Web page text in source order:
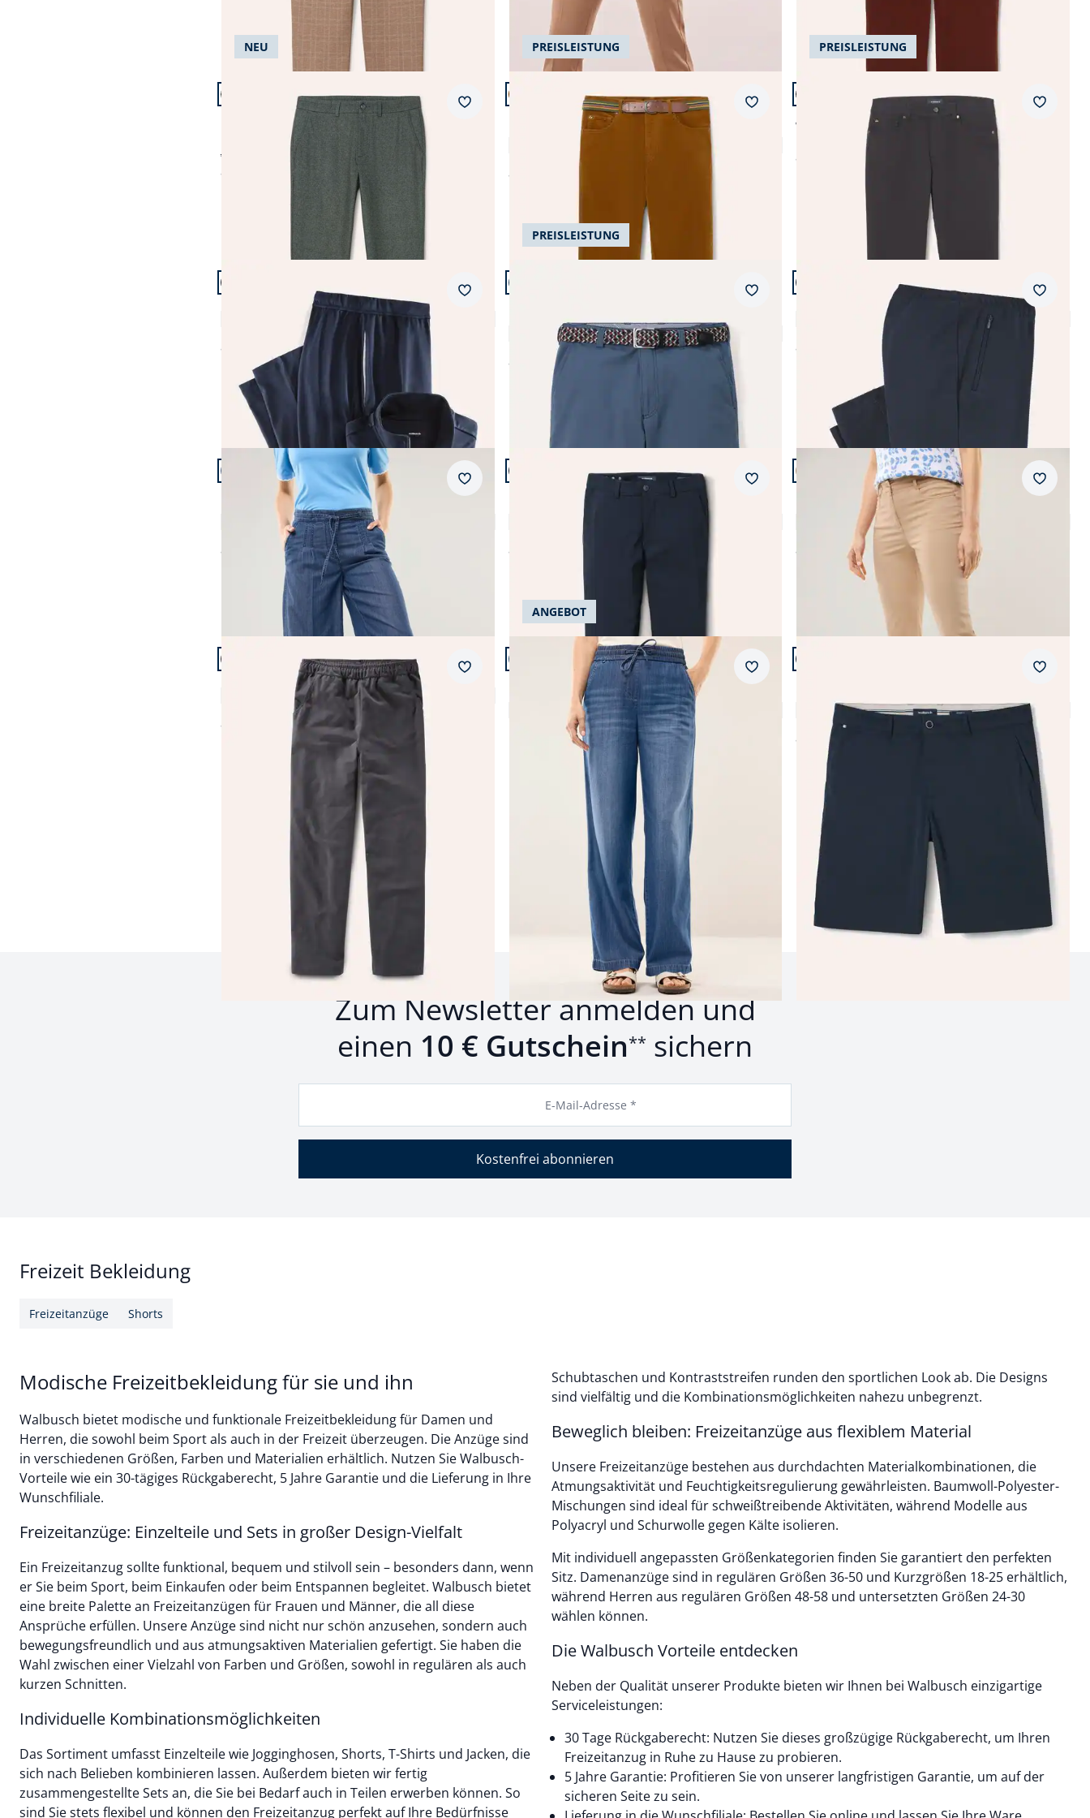
Artikel 13 von 24.
Passform Modern Fit.
NEU
Modern Fit
Bügelfreie Chino aus Leichtflanell
ab € 109,99
ab (-9%)
Merkzettel
Artikel 14 von 24.
Passform Regular Fit.
PREISLEISTUNG
Regular Fit
Gürtel-Cord Five-Pocket
ab
Merkzettel
Artikel 15 von 24.
Passform Regular Fit.
PREISLEISTUNG
Regular Fit
Wärmende Five Pocket
ab
Artikel 16 von 24.
Freizeitanzug Sommerleicht
4,5 (218)
ab
Merkzettel
Artikel 17 von 24.
Passform Regular Fit.
PREISLEISTUNG
Regular Fit
4,8 (139)
ab € 89,99
Merkzettel
Artikel 18 von 24.
Freizeithose Extraglatt
4,5 (147)
ab
Artikel 19 von 24.
Passform Regular Fit.
Regular Fit
Bermudas aus Denim
4,8 (8)
ab
Merkzettel
Artikel 20 von 24.
Passform Modern Fit.
Modern Fit
Macht-Alles-Mit Hose 2.0
ab
Merkzettel
Artikel 21 von 24.
Passform Regular Fit.
Regular Fit
Capri aus Baumwollmix
4,1 (21)
ab € 79,99
Artikel 22 von 24.
Freizeithose Ultraleicht
4,6 (223)
ab
Merkzettel
Artikel 23 von 24.
Passform Regular Fit.
ANGEBOT
Regular Fit
Kombi Denim
4,1 (10)
Einzelpreis ab € 99,99
Merkzettel
Artikel 24 von 24.
Passform Regular Fit.
Regular Fit
4,7 (11)
ab € 79,99
Seite 1 geladen. Zeige Produkte 1 bis 24 von 135. 24 von 135
Zurück Weiter
Zum Newsletter anmelden und
einen 10 € Gutschein** sichern
E-Mail-Adresse *
Kostenfrei abonnieren
Freizeit Bekleidung
Freizeitanzüge Shorts
Modische Freizeitbekleidung für sie und ihn
Walbusch bietet modische und funktionale Freizeitbekleidung für Damen und
Herren, die sowohl beim Sport als auch in der Freizeit überzeugen. Die Anzüge sind
in verschiedenen Größen, Farben und Materialien erhältlich. Nutzen Sie Walbusch-
Vorteile wie ein 30-tägiges Rückgaberecht, 5 Jahre Garantie und die Lieferung in Ihre
Wunschfiliale.
Freizeitanzüge: Einzelteile und Sets in großer Design-Vielfalt
Ein Freizeitanzug sollte funktional, bequem und stilvoll sein – besonders dann, wenn
er Sie beim Sport, beim Einkaufen oder beim Entspannen begleitet. Walbusch bietet
eine breite Palette an Freizeitanzügen für Frauen und Männer, die all diese
Ansprüche erfüllen. Unsere Anzüge sind nicht nur schön anzusehen, sondern auch
bewegungsfreundlich und aus atmungsaktiven Materialien gefertigt. Sie haben die
Wahl zwischen einer Vielzahl von Farben und Größen, sowohl in regulären als auch
kurzen Schnitten.
Individuelle Kombinationsmöglichkeiten
Das Sortiment umfasst Einzelteile wie Jogginghosen, Shorts, T-Shirts und Jacken, die
sich nach Belieben kombinieren lassen. Außerdem bieten wir fertig
zusammengestellte Sets an, die Sie bei Bedarf auch in Teilen erwerben können. So
sind Sie stets flexibel und können den Freizeitanzug perfekt auf Ihre Bedürfnisse
Schubtaschen und Kontraststreifen runden den sportlichen Look ab. Die Designs
sind vielfältig und die Kombinationsmöglichkeiten nahezu unbegrenzt.
Beweglich bleiben: Freizeitanzüge aus flexiblem Material
Unsere Freizeitanzüge bestehen aus durchdachten Materialkombinationen, die
Atmungsaktivität und Feuchtigkeitsregulierung gewährleisten. Baumwoll-Polyester-
Mischungen sind ideal für schweißtreibende Aktivitäten, während Modelle aus
Polyacryl und Schurwolle gegen Kälte isolieren.
Mit individuell angepassten Größenkategorien finden Sie garantiert den perfekten
Sitz. Damenanzüge sind in regulären Größen 36-50 und Kurzgrößen 18-25 erhältlich,
während Herren aus regulären Größen 48-58 und untersetzten Größen 24-30
wählen können.
Die Walbusch Vorteile entdecken
Neben der Qualität unserer Produkte bieten wir Ihnen bei Walbusch einzigartige
Serviceleistungen:
30 Tage Rückgaberecht: Nutzen Sie dieses großzügige Rückgaberecht, um Ihren
Freizeitanzug in Ruhe zu Hause zu probieren.
5 Jahre Garantie: Profitieren Sie von unserer langfristigen Garantie, um auf der
sicheren Seite zu sein.